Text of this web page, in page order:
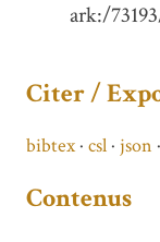
ark:/
Citer /
bibtex csl json
Contenus